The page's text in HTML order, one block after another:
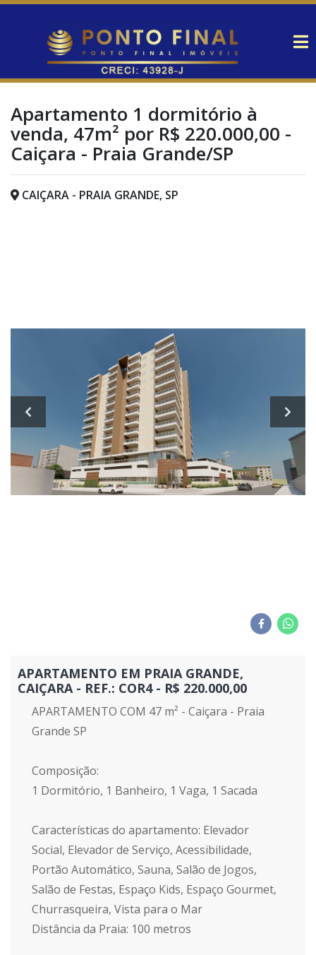
Apartamento 1 dormitório à
venda, 47m² por R$ 220.000,00 -
Caiçara - Praia Grande/SP
CAIÇARA - PRAIA GRANDE, SP
APARTAMENTO EM PRAIA GRANDE,
CAIÇARA - REF.: COR4 - R$ 220.000,00
APARTAMENTO COM 47 m² - Caiçara - Praia
Grande SP
Composição:
1 Dormitório, 1 Banheiro, 1 Vaga, 1 Sacada
Características do apartamento: Elevador
Social, Elevador de Serviço, Acessibilidade,
Portão Automático, Sauna, Salão de Jogos,
Salão de Festas, Espaço Kids, Espaço Gourmet,
Churrasqueira, Vista para o Mar
Distância da Praia: 100 metros